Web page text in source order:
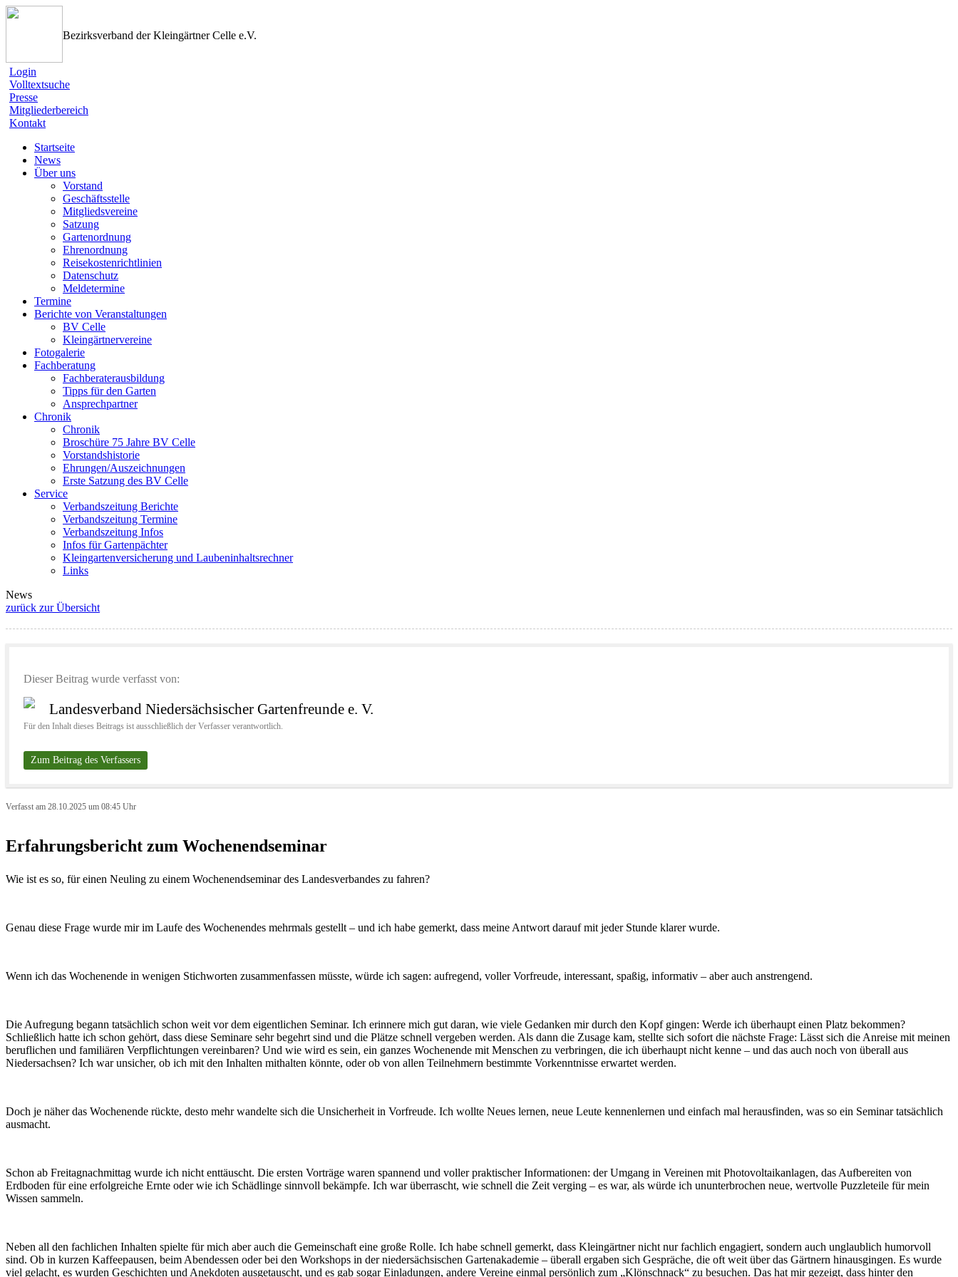
Bezirksverband der Kleingärtner Celle e.V.
Login
Volltextsuche
Presse
Mitgliederbereich
Kontakt
Startseite
News
Über uns
Vorstand
Geschäftsstelle
Mitgliedsvereine
Satzung
Gartenordnung
Ehrenordnung
Reisekostenrichtlinien
Datenschutz
Meldetermine
Termine
Berichte von Veranstaltungen
BV Celle
Kleingärtnervereine
Fotogalerie
Fachberatung
Fachberaterausbildung
Tipps für den Garten
Ansprechpartner
Chronik
Chronik
Broschüre 75 Jahre BV Celle
Vorstandshistorie
Ehrungen/Auszeichnungen
Erste Satzung des BV Celle
Service
Verbandszeitung Berichte
Verbandszeitung Termine
Verbandszeitung Infos
Infos für Gartenpächter
Kleingartenversicherung und Laubeninhaltsrechner
Links
News
zurück zur Übersicht
Dieser Beitrag wurde verfasst von:
Landesverband Niedersächsischer Gartenfreunde e. V.
Für den Inhalt dieses Beitrags ist ausschließlich der Verfasser verantwortlich.
Zum Beitrag des Verfassers
Verfasst am 28.10.2025 um 08:45 Uhr
Erfahrungsbericht zum Wochenendseminar
Wie ist es so, für einen Neuling zu einem Wochenendseminar des Landesverbandes zu fahren?
Genau diese Frage wurde mir im Laufe des Wochenendes mehrmals gestellt – und ich habe gemerkt, dass meine Antwort darauf mit jeder Stunde klarer wurde.
Wenn ich das Wochenende in wenigen Stichworten zusammenfassen müsste, würde ich sagen: aufregend, voller Vorfreude, interessant, spaßig, informativ – aber auch anstrengend.
Die Aufregung begann tatsächlich schon weit vor dem eigentlichen Seminar. Ich erinnere mich gut daran, wie viele Gedanken mir durch den Kopf gingen: Werde ich überhaupt einen Platz bekommen?
Schließlich hatte ich schon gehört, dass diese Seminare sehr begehrt sind und die Plätze schnell vergeben werden. Als dann die Zusage kam, stellte sich sofort die nächste Frage: Lässt sich die Anreise mit meinen
beruflichen und familiären Verpflichtungen vereinbaren? Und wie wird es sein, ein ganzes Wochenende mit Menschen zu verbringen, die ich überhaupt nicht kenne – und das auch noch von überall aus
Niedersachsen? Ich war unsicher, ob ich mit den Inhalten mithalten könnte, oder ob von allen Teilnehmern bestimmte Vorkenntnisse erwartet werden.
Doch je näher das Wochenende rückte, desto mehr wandelte sich die Unsicherheit in Vorfreude. Ich wollte Neues lernen, neue Leute kennenlernen und einfach mal herausfinden, was so ein Seminar tatsächlich
ausmacht.
Schon ab Freitagnachmittag wurde ich nicht enttäuscht. Die ersten Vorträge waren spannend und voller praktischer Informationen: der Umgang in Vereinen mit Photovoltaikanlagen, das Aufbereiten von
Erdboden für eine erfolgreiche Ernte oder wie ich Schädlinge sinnvoll bekämpfe. Ich war überrascht, wie schnell die Zeit verging – es war, als würde ich ununterbrochen neue, wertvolle Puzzleteile für mein
Wissen sammeln.
Neben all den fachlichen Inhalten spielte für mich aber auch die Gemeinschaft eine große Rolle. Ich habe schnell gemerkt, dass Kleingärtner nicht nur fachlich engagiert, sondern auch unglaublich humorvoll
sind. Ob in kurzen Kaffeepausen, beim Abendessen oder bei den Workshops in der niedersächsischen Gartenakademie – überall ergaben sich Gespräche, die oft weit über das Gärtnern hinausgingen. Es wurde
viel gelacht, es wurden Geschichten und Anekdoten ausgetauscht, und es gab sogar Einladungen, andere Vereine einmal persönlich zum „Klönschnack“ zu besuchen. Das hat mir gezeigt, dass hinter den